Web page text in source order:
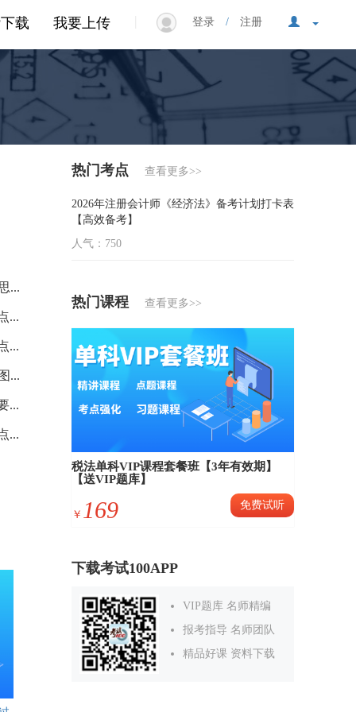
登录 / 注册
我要上传
载
...
...
...
...
...
...
热门考点 查看更多>>
2026年注册会计师《经济法》备考计划打卡表
【高效备考】
人气：750
热门课程 查看更多>>
税法单科VIP课程套餐班【3年有效期】
【送VIP题库】
￥ 169 免费试听
下载考试100APP
VIP题库 名师精编
报考指导 名师团队
精品好课 资料下载